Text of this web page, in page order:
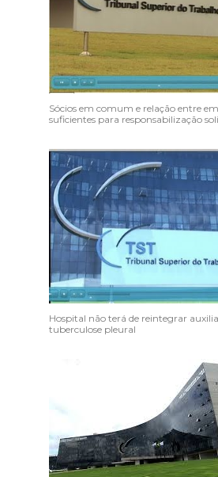
Sócios em comum e relação entre
suficientes para responsabilização
Hospital não terá de reintegrar
tuberculose pleural